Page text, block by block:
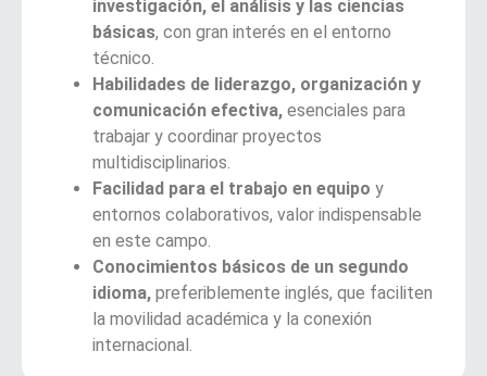
investigación, el análisis y las ciencias
básicas, con gran interés en el entorno
técnico.
Habilidades de liderazgo, organización y
comunicación efectiva, esenciales para
trabajar y coordinar proyectos
multidisciplinarios.
Facilidad para el trabajo en equipo y
entornos colaborativos, valor indispensable
en este campo.
Conocimientos básicos de un segundo
idioma, preferiblemente inglés, que faciliten
la movilidad académica y la conexión
internacional.